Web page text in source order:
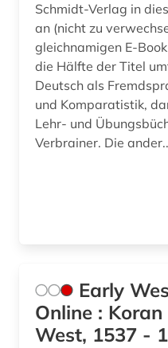
Schmidt-Verlag in
an (nicht zu
gleichnamigen E-
die Hälfte der Titel
Deutsch als
und Komparatistik,
Lehr- und
Verbrainer. Die
Early
Online :
West, 1537 -